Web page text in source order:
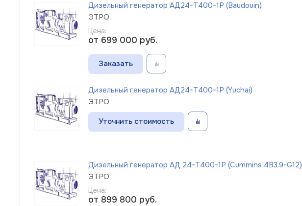
Дизельный генератор АД24-Т400-1Р (Baudouin)
ЭТРО
Цена:
от 699 000 руб.
Заказать
Дизельный генератор АД24-Т400-1Р (Yuchai)
ЭТРО
Уточнить стоимость
Дизельный генератор АД 24-Т400-1Р (Cummins 4B3.9-G12)
ЭТРО
Цена:
от 899 800 руб.